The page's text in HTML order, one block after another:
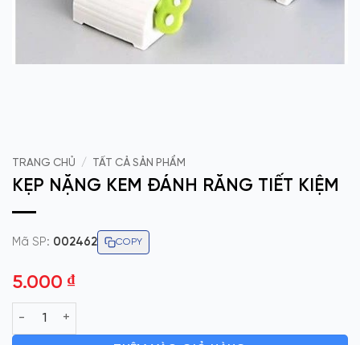
TRANG CHỦ / TẤT CẢ SẢN PHẨM
KẸP NẶNG KEM ĐÁNH RĂNG TIẾT KIỆM
Mã SP: 002462 COPY
5.000 ₫
KẸP NẶNG KEM ĐÁNH RĂNG TIẾT KIỆM số lượng